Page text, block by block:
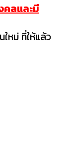
คลและมี
หม่ ที่ให้แล้ว